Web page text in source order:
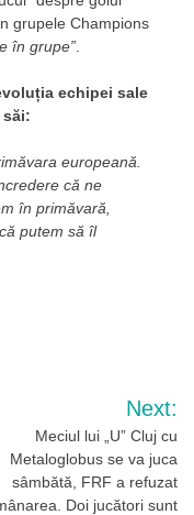
grupele Champions
în grupe”
echipei sale
europeană.
că ne
în primăvară,
putem să îl
Next:
Meciul lui „U” Cluj cu
Metaloglobus se va juca
sâmbătă, FRF a refuzat
Doi jucători sunt